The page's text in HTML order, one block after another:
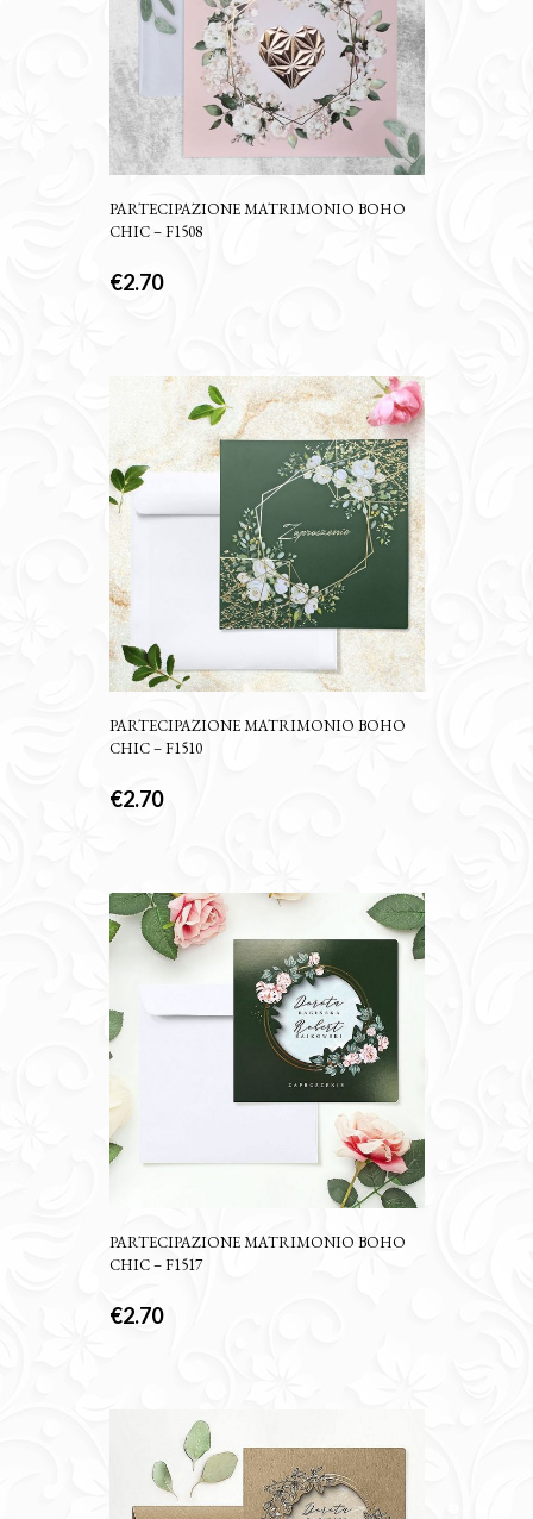
PARTECIPAZIONE MATRIMONIO BOHO
CHIC – F1508
€2.70
PARTECIPAZIONE MATRIMONIO BOHO
CHIC – F1510
€2.70
PARTECIPAZIONE MATRIMONIO BOHO
CHIC – F1517
€2.70